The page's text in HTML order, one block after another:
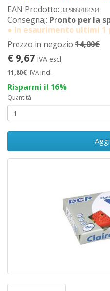
EAN Prodotto: 3329680184204
Consegna;: Pronto per la
● In esaurimento ultimi 1
Prezzo in negozio 14,00€
€ 9,67 IVA escl.
11,80€ IVA incl.
Risparmi il 16%
Quantità